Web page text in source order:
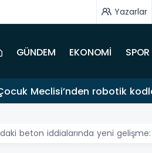
Yazarlar
GÜNDEM EKONOMİ SPOR
Meclisi’nden robotik
beton iddialarında yeni